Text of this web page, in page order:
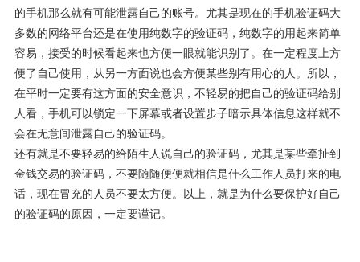
的手机那么就有可能泄露自己的账号。尤其是现在的手机验证码大
多数的网络平台还是在使用纯数字的验证码，纯数字的用起来简单
容易，接受的时候看起来也方便一眼就能识别了。在一定程度上方
便了自己使用，从另一方面说也会方便某些别有用心的人。所以，
在平时一定要有这方面的安全意识，不轻易的把自己的验证码给别
人看，手机可以锁定一下屏幕或者设置步子暗示具体信息这样就不
会在无意间泄露自己的验证码。
还有就是不要轻易的给陌生人说自己的验证码，尤其是某些牵扯到
金钱交易的验证码，不要随随便便就相信是什么工作人员打来的电
话，现在冒充的人员不要太方便。以上，就是为什么要保护好自己
的验证码的原因，一定要谨记。